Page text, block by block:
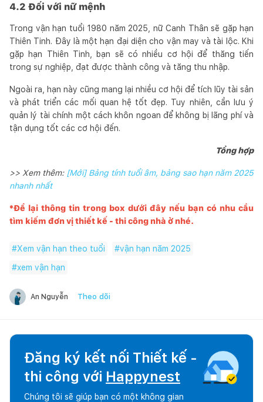
4.2 Đối với nữ mệnh
Trong vận hạn tuổi 1980 năm 2025, nữ Canh Thân sẽ gặp hạn
Thiên Tinh. Đây là một hạn đại diện cho vận may và tài lộc. Khi
gặp hạn Thiên Tinh, bạn sẽ có nhiều cơ hội để thăng tiến
trong sự nghiệp, đạt được thành công và tăng thu nhập.
Ngoài ra, hạn này cũng mang lại nhiều cơ hội để tích lũy tài sản
và phát triển các mối quan hệ tốt đẹp. Tuy nhiên, cần lưu ý
quản lý tài chính một cách khôn ngoan để không bị lãng phí và
tận dụng tốt các cơ hội đến.
Tổng hợp
>> Xem thêm: [Mới] Bảng tính tuổi âm, bảng sao hạn năm 2025
nhanh nhất
*Để lại thông tin trong box dưới đây nếu bạn có nhu cầu
tìm kiếm đơn vị thiết kế - thi công nhà ở nhé.
#Xem vận hạn theo tuổi #vận hạn năm 2025
#xem vận hạn
An Nguyễn Theo dõi
Đăng ký kết nối Thiết kế -
thi công với Happynest
Chúng tôi sẽ giúp bạn có một không gian